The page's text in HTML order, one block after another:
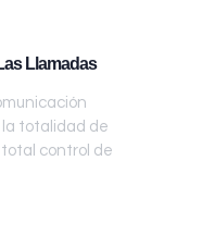
Llamadas
totalidad de
total control de